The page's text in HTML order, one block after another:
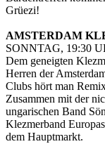
Grüezi!
AMSTERDAM
SONNTAG, 19:30
Dem geneigten
Herren der
Clubs hört man
Zusammen mit der
ungarischen Band
Klezmerband
dem Hauptmarkt.